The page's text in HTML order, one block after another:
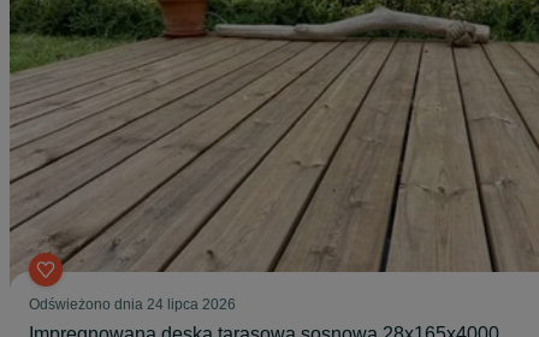
Odświeżono dnia 24 lipca 2026